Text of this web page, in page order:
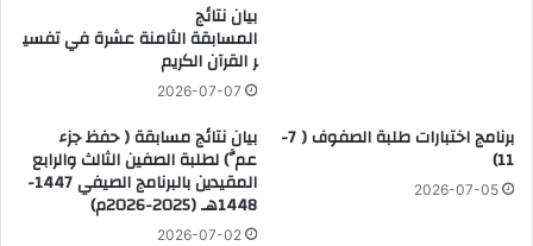
بيان نتائج
المسابقة الثامنة عشرة في تفسي
ر القرآن الكريم
2026-07-07
برنامج اختبارات طلبة الصفوف ( 7-
11)
2026-07-05
بيان نتائج مسابقة ( حفظ جزء
عمَّ) لطلبة الصفين الثالث والرابع
المقيدين بالبرنامج الصيفي 1447-
1448هـ (2025-2026م)
2026-07-02